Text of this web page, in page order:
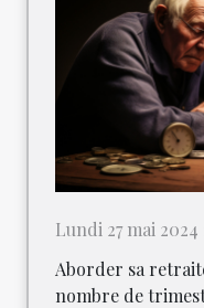
Lundi 27 mai 2024
Aborder sa
nombre de